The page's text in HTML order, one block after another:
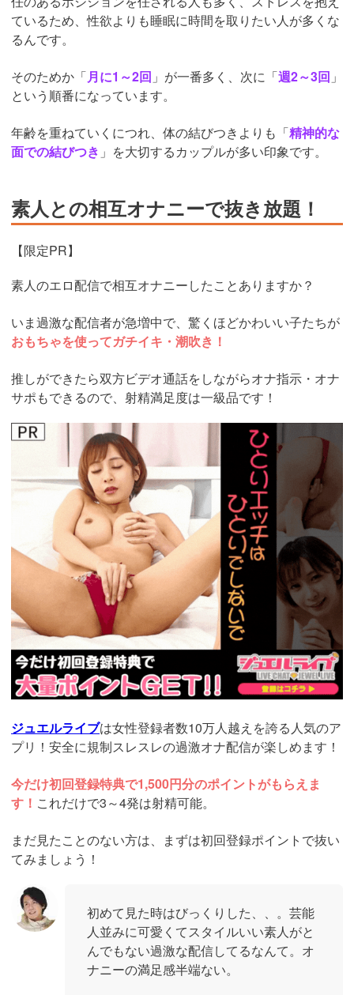
ているため、性欲よりも睡眠に時間を取りたい人が多くな
るんです。
そのためか「月に1～2回 」が一番多く、次に「週2～3回 」
という順番になっています。
年齢を重ねていくにつれ、体の結びつきよりも「精神的な
面での結びつき 」を大切するカップルが多い印象です。
素人との相互オナニーで抜き放題！
【限定PR】
素人のエロ配信で相互オナニーしたことありますか？
いま過激な配信者が急増中で、驚くほどかわいい子たちが
おもちゃを使ってガチイキ・潮吹き！
推しができたら双方ビデオ通話をしながらオナ指示・オナ
サポもできるので、射精満足度は一級品です！
https://www.j-
live.tv/LiveChat/acs.php?
si=jwchatt&pid=MLA5661_0004&pa=lp40.php
ジュエルライブは女性登録者数10万人越えを誇る人気のア
プリ！安全に規制スレスレの過激オナ配信が楽しめます！
今だけ初回登録特典で1,500円分のポイントがもらえま
す！ これだけで3～4発は射精可能。
まだ見たことのない方は、まずは初回登録ポイントで抜い
てみましょう！
初めて見た時はびっくりした、、。芸能
人並みに可愛くてスタイルいい素人がと
んでもない過激な配信してるなんて。オ
ナニーの満足感半端ない。